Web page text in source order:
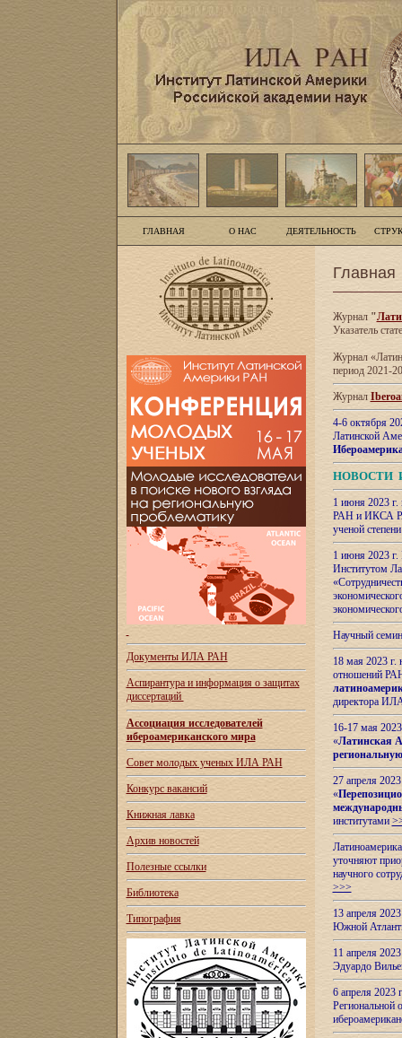
ГЛАВНАЯ О НАС ДЕЯТЕЛЬНОСТЬ
Документы ИЛА РАН
Аспирантура и информация о защитах
диссертаций
Ассоциация исследователей
ибероамериканского мира
Совет молодых ученых ИЛА РАН
Конкурс вакансий
Книжная лавка
Архив новостей
Полезные ссылки
Библиотека
Типография
Главная
Журнал"
Указатель
Журнал
период 2021-
Журнал
4-6 октября
Латинской
НОВОСТИ
1 июня 2023
РАН и ИКСА
ученой
1 июня 2023
Институтом
Научный
18 мая 2023
отношений
директора
16-17 мая
«Латинская
27 апреля
«
институтами
уточняют
научного
>>>
13 апреля
Южной
11 апреля
Эдуардо
6 апреля
Региональной